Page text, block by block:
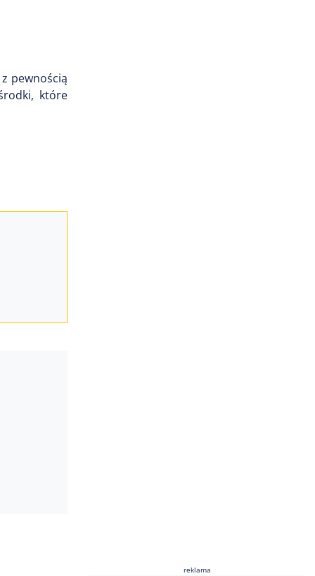
pewnością
które
reklama